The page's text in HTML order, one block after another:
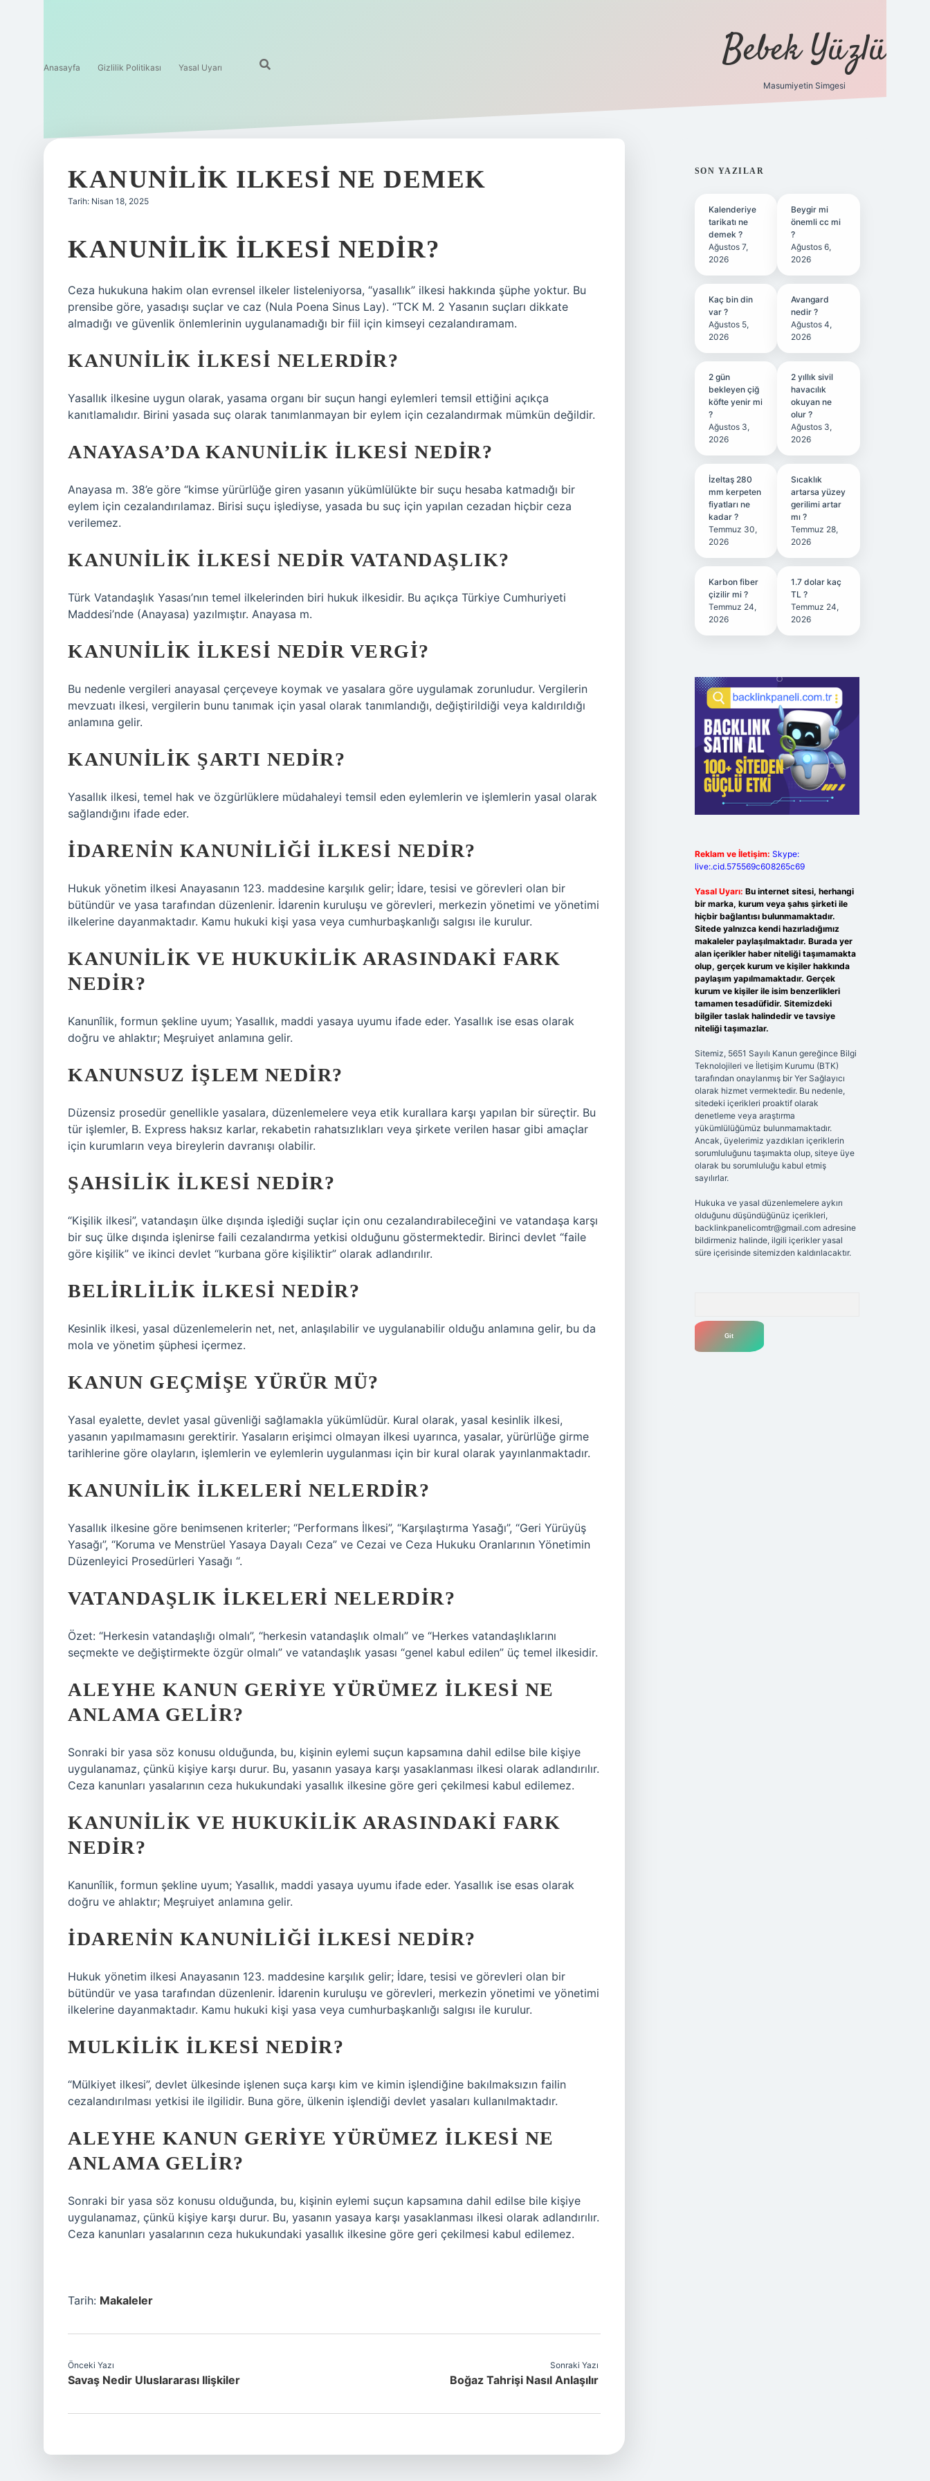
Anasayfa Gizlilik Politikası Yasal Uyarı Bebek Yüzlü
Masumiyetin Simgesi
KANUNILIK ILKESI NE DEMEK
Tarih: Nisan 18, 2025
KANUNILIK ILKESI NEDIR?
Ceza hukukuna hakim olan evrensel ilkeler listeleniyorsa, “yasallık” ilkesi hakkında şüphe yoktur. Bu
prensibe göre, yasadışı suçlar ve caz (Nula Poena Sinus Lay). “TCK M. 2 Yasanın suçları dikkate
almadığı ve güvenlik önlemlerinin uygulanamadığı bir fiil için kimseyi cezalandıramam.
KANUNILIK ILKESI NELERDIR?
Yasallık ilkesine uygun olarak, yasama organı bir suçun hangi eylemleri temsil ettiğini açıkça
kanıtlamalıdır. Birini yasada suç olarak tanımlanmayan bir eylem için cezalandırmak mümkün değildir.
ANAYASA’DA KANUNILIK ILKESI NEDIR?
Anayasa m. 38’e göre “kimse yürürlüğe giren yasanın yükümlülükte bir suçu hesaba katmadığı bir
eylem için cezalandırılamaz. Birisi suçu işlediyse, yasada bu suç için yapılan cezadan hiçbir ceza
verilemez.
KANUNILIK ILKESI NEDIR VATANDAŞLIK?
Türk Vatandaşlık Yasası’nın temel ilkelerinden biri hukuk ilkesidir. Bu açıkça Türkiye Cumhuriyeti
Maddesi’nde (Anayasa) yazılmıştır. Anayasa m.
KANUNILIK ILKESI NEDIR VERGI?
Bu nedenle vergileri anayasal çerçeveye koymak ve yasalara göre uygulamak zorunludur. Vergilerin
mevzuatı ilkesi, vergilerin bunu tanımak için yasal olarak tanımlandığı, değiştirildiği veya kaldırıldığı
anlamına gelir.
KANUNILIK ŞARTI NEDIR?
Yasallık ilkesi, temel hak ve özgürlüklere müdahaleyi temsil eden eylemlerin ve işlemlerin yasal olarak
sağlandığını ifade eder.
İDARENIN KANUNILIĞI ILKESI NEDIR?
Hukuk yönetim ilkesi Anayasanın 123. maddesine karşılık gelir; İdare, tesisi ve görevleri olan bir
bütündür ve yasa tarafından düzenlenir. İdarenin kuruluşu ve görevleri, merkezin yönetimi ve yönetimi
ilkelerine dayanmaktadır. Kamu hukuki kişi yasa veya cumhurbaşkanlığı salgısı ile kurulur.
KANUNILIK VE HUKUKILIK ARASINDAKI FARK
NEDIR?
Kanunîlik, formun şekline uyum; Yasallık, maddi yasaya uyumu ifade eder. Yasallık ise esas olarak
doğru ve ahlaktır; Meşruiyet anlamına gelir.
KANUNSUZ IŞLEM NEDIR?
Düzensiz prosedür genellikle yasalara, düzenlemelere veya etik kurallara karşı yapılan bir süreçtir. Bu
tür işlemler, B. Express haksız karlar, rekabetin rahatsızlıkları veya şirkete verilen hasar gibi amaçlar
için kurumların veya bireylerin davranışı olabilir.
ŞAHSILIK ILKESI NEDIR?
“Kişilik ilkesi”, vatandaşın ülke dışında işlediği suçlar için onu cezalandırabileceğini ve vatandaşa karşı
bir suç ülke dışında işlenirse faili cezalandırma yetkisi olduğunu göstermektedir. Birinci devlet “faile
göre kişilik” ve ikinci devlet “kurbana göre kişiliktir” olarak adlandırılır.
BELIRLILIK ILKESI NEDIR?
Kesinlik ilkesi, yasal düzenlemelerin net, net, anlaşılabilir ve uygulanabilir olduğu anlamına gelir, bu da
mola ve yönetim şüphesi içermez.
KANUN GEÇMIŞE YÜRÜR MÜ?
Yasal eyalette, devlet yasal güvenliği sağlamakla yükümlüdür. Kural olarak, yasal kesinlik ilkesi,
yasanın yapılmamasını gerektirir. Yasaların erişimci olmayan ilkesi uyarınca, yasalar, yürürlüğe girme
tarihlerine göre olayların, işlemlerin ve eylemlerin uygulanması için bir kural olarak yayınlanmaktadır.
KANUNILIK ILKELERI NELERDIR?
Yasallık ilkesine göre benimsenen kriterler; “Performans İlkesi”, “Karşılaştırma Yasağı”, “Geri Yürüyüş
Yasağı”, “Koruma ve Menstrüel Yasaya Dayalı Ceza” ve Cezai ve Ceza Hukuku Oranlarının Yönetimin
Düzenleyici Prosedürleri Yasağı “.
VATANDAŞLIK ILKELERI NELERDIR?
Özet: “Herkesin vatandaşlığı olmalı”, “herkesin vatandaşlık olmalı” ve “Herkes vatandaşlıklarını
seçmekte ve değiştirmekte özgür olmalı” ve vatandaşlık yasası “genel kabul edilen” üç temel ilkesidir.
ALEYHE KANUN GERIYE YÜRÜMEZ ILKESI NE
ANLAMA GELIR?
Sonraki bir yasa söz konusu olduğunda, bu, kişinin eylemi suçun kapsamına dahil edilse bile kişiye
uygulanamaz, çünkü kişiye karşı durur. Bu, yasanın yasaya karşı yasaklanması ilkesi olarak adlandırılır.
Ceza kanunları yasalarının ceza hukukundaki yasallık ilkesine göre geri çekilmesi kabul edilemez.
KANUNILIK VE HUKUKILIK ARASINDAKI FARK
NEDIR?
Kanunîlik, formun şekline uyum; Yasallık, maddi yasaya uyumu ifade eder. Yasallık ise esas olarak
doğru ve ahlaktır; Meşruiyet anlamına gelir.
İDARENIN KANUNILIĞI ILKESI NEDIR?
Hukuk yönetim ilkesi Anayasanın 123. maddesine karşılık gelir; İdare, tesisi ve görevleri olan bir
bütündür ve yasa tarafından düzenlenir. İdarenin kuruluşu ve görevleri, merkezin yönetimi ve yönetimi
ilkelerine dayanmaktadır. Kamu hukuki kişi yasa veya cumhurbaşkanlığı salgısı ile kurulur.
MULKILIK ILKESI NEDIR?
“Mülkiyet ilkesi”, devlet ülkesinde işlenen suça karşı kim ve kimin işlendiğine bakılmaksızın failin
cezalandırılması yetkisi ile ilgilidir. Buna göre, ülkenin işlendiği devlet yasaları kullanılmaktadır.
ALEYHE KANUN GERIYE YÜRÜMEZ ILKESI NE
ANLAMA GELIR?
Sonraki bir yasa söz konusu olduğunda, bu, kişinin eylemi suçun kapsamına dahil edilse bile kişiye
uygulanamaz, çünkü kişiye karşı durur. Bu, yasanın yasaya karşı yasaklanması ilkesi olarak adlandırılır.
Ceza kanunları yasalarının ceza hukukundaki yasallık ilkesine göre geri çekilmesi kabul edilemez.
Tarih: Makaleler
Önceki Yazı
Savaş Nedir Uluslararası Ilişkiler
Sonraki Yazı
Boğaz Tahrişi Nasıl Anlaşılır
SIDEBAR
SON YAZILAR
Kalenderiye
tarikatı ne
demek ?
Ağustos 7,
2026
Beygir mi
önemli cc mi
?
Ağustos 6,
2026
Kaç bin din
var ?
Ağustos 5,
2026
Avangard
nedir ?
Ağustos 4,
2026
2 gün
bekleyen çiğ
köfte yenir mi
?
Ağustos 3,
2026
2 yıllık sivil
havacılık
okuyan ne
olur ?
Ağustos 3,
2026
İzeltaş 280
mm kerpeten
fiyatları ne
kadar ?
Temmuz 30,
2026
Sıcaklık
artarsa yüzey
gerilimi artar
mı ?
Temmuz 28,
2026
Karbon fiber
çizilir mi ?
Temmuz 24,
2026
1.7 dolar kaç
TL ?
Temmuz 24,
2026
Reklam ve İletişim: Skype:
live:.cid.575569c608265c69
Yasal Uyarı: Bu internet sitesi, herhangi
bir marka, kurum veya şahıs şirketi ile
hiçbir bağlantısı bulunmamaktadır.
Sitede yalnızca kendi hazırladığımız
makaleler paylaşılmaktadır. Burada yer
alan içerikler haber niteliği taşımamakta
olup, gerçek kurum ve kişiler hakkında
paylaşım yapılmamaktadır. Gerçek
kurum ve kişiler ile isim benzerlikleri
tamamen tesadüfidir. Sitemizdeki
bilgiler taslak halindedir ve tavsiye
niteliği taşımazlar.
Sitemiz, 5651 Sayılı Kanun gereğince Bilgi
Teknolojileri ve İletişim Kurumu (BTK)
tarafından onaylanmış bir Yer Sağlayıcı
olarak hizmet vermektedir. Bu nedenle,
sitedeki içerikleri proaktif olarak
denetleme veya araştırma
yükümlülüğümüz bulunmamaktadır.
Ancak, üyelerimiz yazdıkları içeriklerin
sorumluluğunu taşımakta olup, siteye üye
olarak bu sorumluluğu kabul etmiş
sayılırlar.
Hukuka ve yasal düzenlemelere aykırı
olduğunu düşündüğünüz içerikleri,
backlinkpanelicomtr@gmail.comadresine
bildirmeniz halinde, ilgili içerikler yasal
süre içerisinde sitemizden kaldırılacaktır.